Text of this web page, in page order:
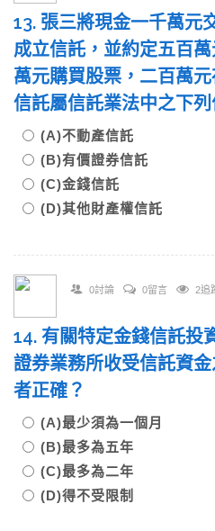
13. 張三將現金一千萬元
成立信託，並約定五百
萬元購買股票，二百萬
信託屬信託業法中之下
(A)不動產信託
(B)有價證券信託
(C)金錢信託
(D)其他財產權信託
0討論 0留言 2追
14. 有關特定金錢信託投
證券業務所收受信託資
者正確？
(A)最少須為一個月
(B)最多為五年
(C)最多為二年
(D)得不受限制